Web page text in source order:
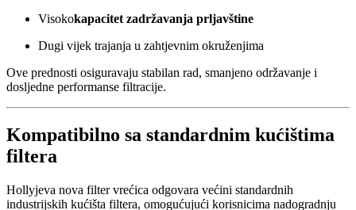
Visokokapacitet zadržavanja prljavštine
Dugi vijek trajanja u zahtjevnim okruženjima
Ove prednosti osiguravaju stabilan rad, smanjeno održavanje i
dosljedne performanse filtracije.
Kompatibilno sa standardnim kućištima
filtera
Hollyjeva nova filter vrećica odgovara većini standardnih
industrijskih kućišta filtera, omogućujući korisnicima nadogradnju